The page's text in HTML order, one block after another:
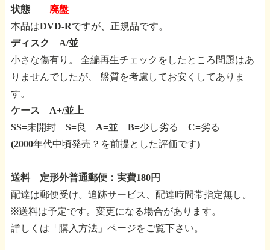
状態
廃盤
本品はDVD-Rですが、正規品です。
ディスク A/並
小さな傷有り。
全編再生チェックをしたところ問題はあ
りませんでしたが、
盤質を考慮してお安くしてありま
す。
ケース A+/並上
SS=未開封 S=良 A=並 B=少し劣る C=劣る
(2000年代中頃発売？を前提とした評価です)
送料 定形外普通郵便：実費180円
配達は郵便受け。追跡サービス、配達時間帯指定無し。
※送料は予定です。変更になる場合があります。
詳しくは「購入方法」ページをご覧下さい。